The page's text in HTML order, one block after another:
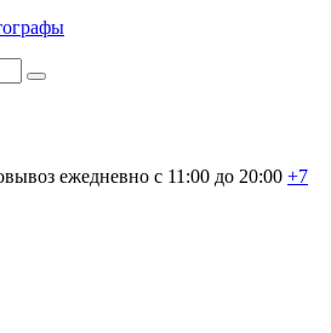
ежедневно с 11:00 до 20:00 +7